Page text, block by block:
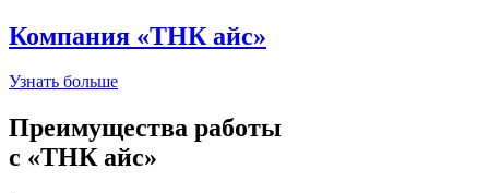
Компания «ТНК айс»
Узнать больше
Преимущества работы
с «ТНК айс»